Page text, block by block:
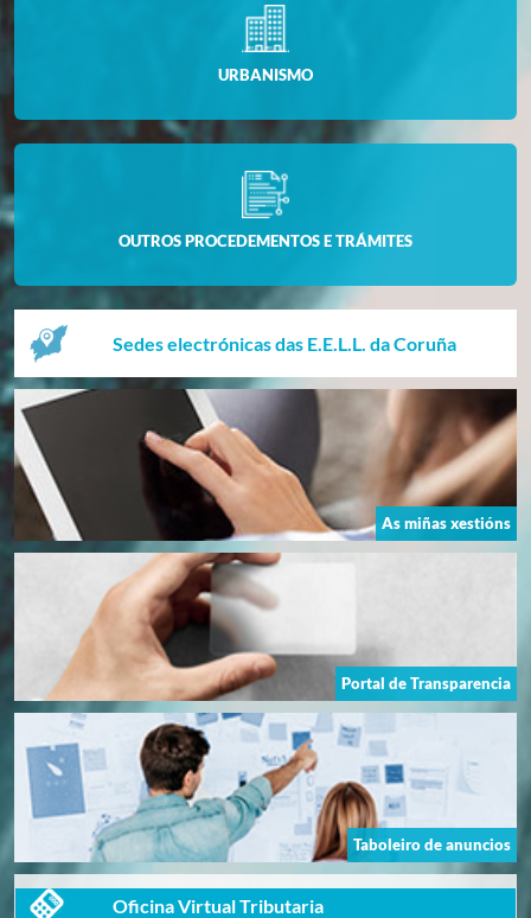
URBANISMO
OUTROS PROCEDEMENTOS E TRÁMITES
Sedes electrónicas das E.E.L.L. da Coruña
As miñas xestións
Portal de Transparencia
Taboleiro de anuncios
Oficina Virtual Tributaria